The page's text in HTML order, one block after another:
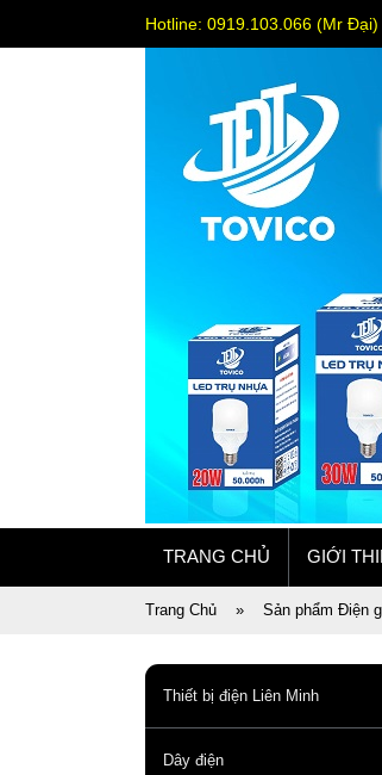
Hotline: 0919.103.066 (Mr
TRANG CHỦ GIỚI
Trang Chủ » Sản phẩm Điện
Thiết bị điện Liên Minh
Dây điện